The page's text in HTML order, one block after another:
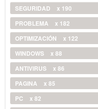
SEGURIDAD
x 190
PROBLEMA
x 182
OPTIMIZACIÓN
x 122
WINDOWS
x 88
ANTIVIRUS
x 86
PAGINA
x 85
PC
x 82